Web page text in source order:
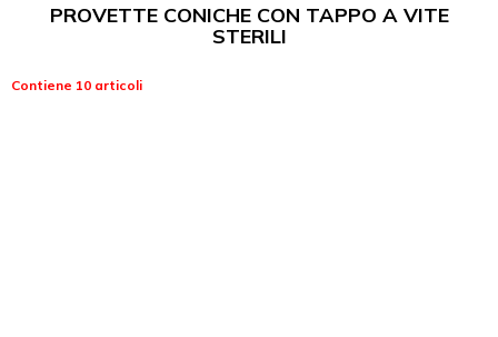
PROVETTE CONICHE CON TAPPO A VITE
STERILI
Contiene 10 articoli